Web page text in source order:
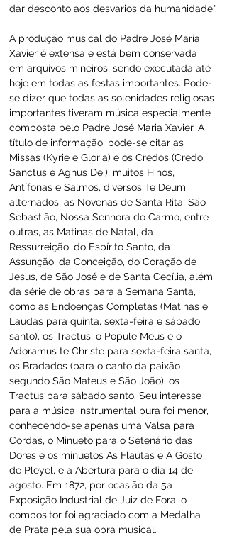
dar desconto aos desvarios da humanidade".
A produção musical do Padre José Maria
Xavier é extensa e está bem conservada
em arquivos mineiros, sendo executada até
hoje em todas as festas importantes. Pode-
se dizer que todas as solenidades religiosas
importantes tiveram música especialmente
composta pelo Padre José Maria Xavier. A
título de informação, pode-se citar as
Missas (Kyrie e Gloria) e os Credos (Credo,
Sanctus e Agnus Dei), muitos Hinos,
Antífonas e Salmos, diversos Te Deum
alternados, as Novenas de Santa Rita, São
Sebastião, Nossa Senhora do Carmo, entre
outras, as Matinas de Natal, da
Ressurreição, do Espírito Santo, da
Assunção, da Conceição, do Coração de
Jesus, de São José e de Santa Cecília, além
da série de obras para a Semana Santa,
como as Endoenças Completas (Matinas e
Laudas para quinta, sexta-feira e sábado
santo), os Tractus, o Popule Meus e o
Adoramus te Christe para sexta-feira santa,
os Bradados (para o canto da paixão
segundo São Mateus e São João), os
Tractus para sábado santo. Seu interesse
para a música instrumental pura foi menor,
conhecendo-se apenas uma Valsa para
Cordas, o Minueto para o Setenário das
Dores e os minuetos As Flautas e A Gosto
de Pleyel, e a Abertura para o dia 14 de
agosto. Em 1872, por ocasião da 5a
Exposição Industrial de Juiz de Fora, o
compositor foi agraciado com a Medalha
de Prata pela sua obra musical.